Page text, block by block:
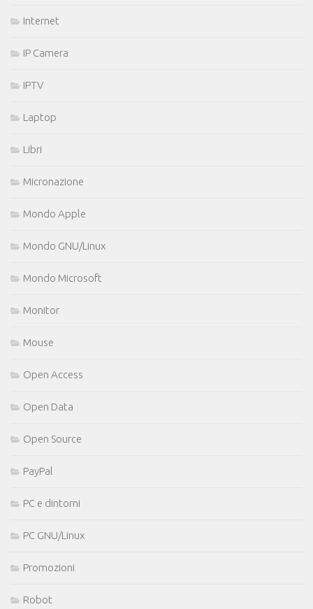
Internet
IP Camera
IPTV
Laptop
Libri
Micronazione
Mondo Apple
Mondo GNU/Linux
Mondo Microsoft
Monitor
Mouse
Open Access
Open Data
Open Source
PayPal
PC e dintorni
PC GNU/Linux
Promozioni
Robot